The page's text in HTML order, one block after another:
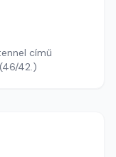
című
42.)